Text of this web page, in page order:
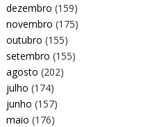
dezembro (159)
novembro (175)
outubro (155)
setembro (155)
agosto (202)
julho (174)
junho (157)
maio (176)